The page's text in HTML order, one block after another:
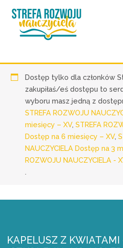
Dostęp tylko dla członków
zakupiłaś/eś dostępu to
wyboru masz jedną z
STREFA ROZWOJU
miesięcy – XV,STREFA
Dostęp na 6 miesięcy – XV,
NAUCZYCIELA Dostęp na 3
ROZWOJU NAUCZYCIELA -
.
KAPELUSZ Z